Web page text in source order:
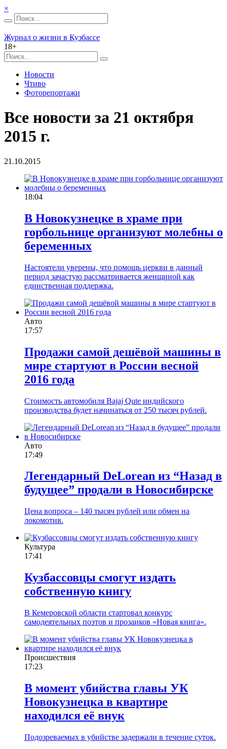
×
Журнал о жизни в Кузбассе
18+
Новости
Чтиво
Фоторепортажи
Все новости за 21 октября
2015 г.
21.10.2015
18:04
В Новокузнецке в храме при
горбольнице организуют молебны о
беременных
Настоятели уверены, что помощь церкви в данный
период зачастую рассматривается женщиной как
единственная поддержка.
Авто
17:57
Продажи самой дешёвой машины в
мире стартуют в России весной
2016 года
Стоимость автомобиля Bajaj Qute индийского
производства будет начинаться от 250 тысяч рублей.
Авто
17:49
Легендарный DeLorean из “Назад в
будущее” продали в Новосибирске
Цена вопроса – 140 тысяч рублей или обмен на
локомотив.
Культура
17:41
Кузбассовцы смогут издать
собственную книгу
В Кемеровской области стартовал конкурс
самодеятельных поэтов и прозаиков «Новая книга».
Происшествия
17:23
В момент убийства главы УК
Новокузнецка в квартире
находился её внук
Подозреваемых в убийстве задержали в течение суток.